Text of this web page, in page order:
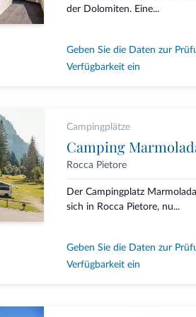
der Dolomiten. Eine...
Geben Sie die Daten zur
Verfügbarkeit ein
Campingplätze
Camping
Rocca Pietore
Der Campingplatz
sich in Rocca Pietore, nu...
Geben Sie die Daten zur
Verfügbarkeit ein